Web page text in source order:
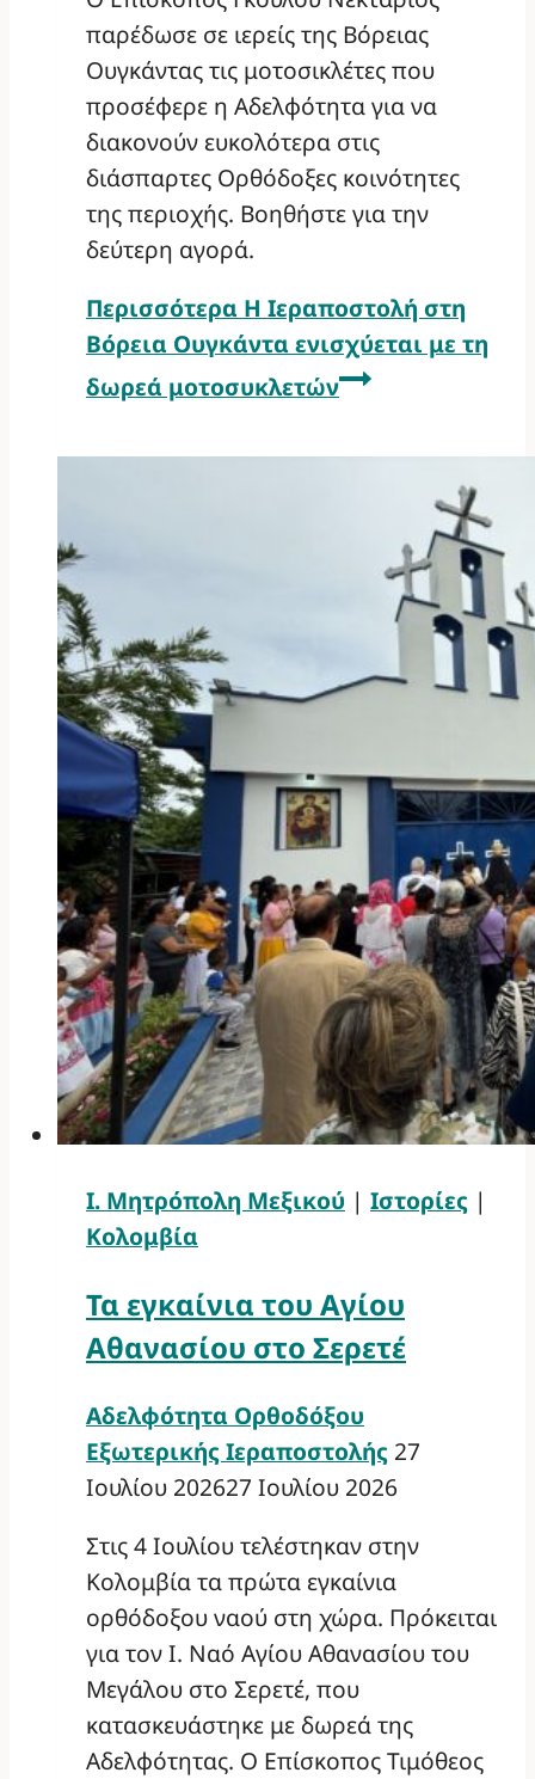
παρέδωσε σε ιερείς της Βόρειας
Ουγκάντας τις μοτοσικλέτες που
προσέφερε η Αδελφότητα για να
διακονούν ευκολότερα στις
διάσπαρτες Ορθόδοξες κοινότητες
της περιοχής. Βοηθήστε για την
δεύτερη αγορά.
Περισσότερα Η Ιεραποστολή στη
Βόρεια Ουγκάντα ενισχύεται με τη
δωρεά μοτοσυκλετών
Ι. Μητρόπολη Μεξικού | Ιστορίες |
Κολομβία
Τα εγκαίνια του Αγίου
Αθανασίου στο Σερετέ
Αδελφότητα Ορθοδόξου
Εξωτερικής Ιεραποστολής 27
Ιουλίου 202627 Ιουλίου 2026
Στις 4 Ιουλίου τελέστηκαν στην
Κολομβία τα πρώτα εγκαίνια
ορθόδοξου ναού στη χώρα. Πρόκειται
για τον Ι. Ναό Αγίου Αθανασίου του
Μεγάλου στο Σερετέ, που
κατασκευάστηκε με δωρεά της
Αδελφότητας. Ο Επίσκοπος Τιμόθεος